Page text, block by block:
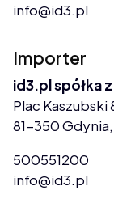
info@id3.pl
Importer
id3.pl spółka
Plac Kaszubski
81-350
500551200
info@id3.pl